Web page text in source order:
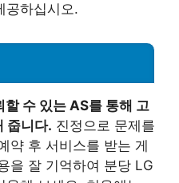
공하십시오.
수 있는 AS를 통해 고
줍니다. 진정으로 문제를
약 후 서비스를 받는 게
을 잘 기억하여 분당 LG